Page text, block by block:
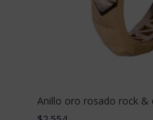
Anillo oro rosado rock &